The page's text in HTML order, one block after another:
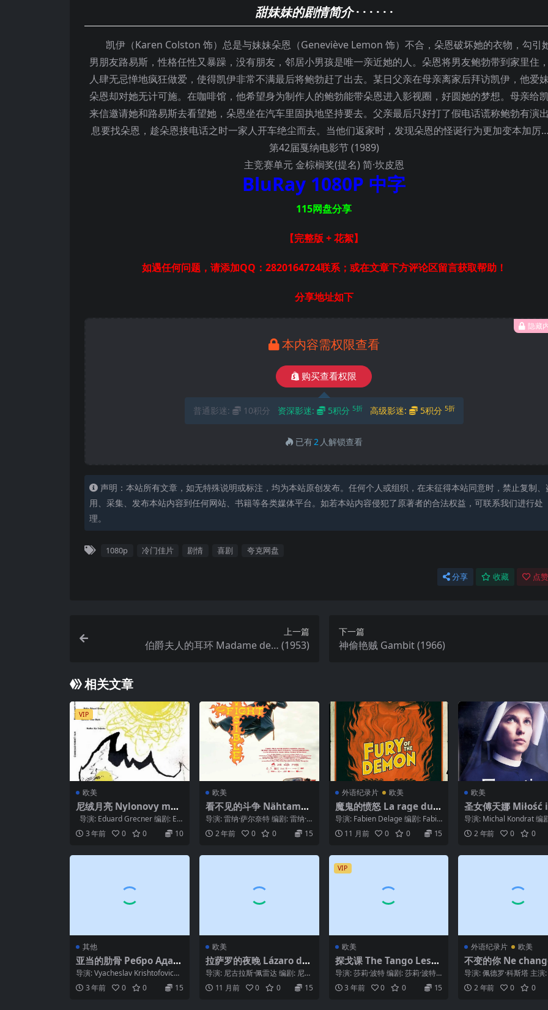
甜妹妹的剧情简介· · · · · ·
凯伊（Karen Colston 饰）总是与妹妹朵恩（Geneviève Lemon 饰）不合，朵恩破坏她的衣物，勾引
男朋友路易斯，性格任性又暴躁，没有朋友，邻居小男孩是唯一亲近她的人。朵恩将男友鲍勃带到家里住
人肆无忌惮地疯狂做爱，使得凯伊非常不满最后将鲍勃赶了出去。某日父亲在母亲离家后拜访凯伊，他爱
朵恩却对她无计可施。在咖啡馆，他希望身为制作人的鲍勃能带朵恩进入影视圈，好圆她的梦想。母亲给
来信邀请她和路易斯去看望她，朵恩坐在汽车里固执地坚持要去。父亲最后只好打了假电话谎称鲍勃有演
息要找朵恩，趁朵恩接电话之时一家人开车绝尘而去。当他们返家时，发现朵恩的怪诞行为更加变本加
第42届戛纳电影节 (1989)
主竞赛单元 金棕榈奖(提名) 简·坎皮恩
BluRay 1080P 中字
115网盘分享
【完整版 + 花絮】
如遇任何问题，请添加QQ：2820164724联系；或在文章下方评论区留言获取帮助！
分享地址如下
隐藏
本内容需权限查看
购买查看权限
普通影迷: 10积分 资深影迷: 5积分 5折 高级影迷: 5积分 5折
已有2 人解锁查看
声明：本站所有文章，如无特殊说明或标注，均为本站原创发布。任何个人或组织，在未征得本站同意时，禁止复制、
用、采集、发布本站内容到任何网站、书籍等各类媒体平台。如若本站内容侵犯了原著者的合法权益，可联系我们进行处
理。
1080p 冷门佳片 剧情 喜剧 夸克网盘
分享 收藏 点
上一篇
伯爵夫人的耳环 Madame de… (1953)
下一篇
神偷艳贼 Gambit (1966)
相关文章
VIP
欧美
尼绒月亮 Nylonovy mes
iac (1966)
导演: Eduard Grecner 编剧: Ed
uard Gre...
3 年前 0 0 10
欧美
看不见的斗争 Nähtamat
u võitlus (2023)
导演: 雷纳·萨尔奈特 编剧: 雷纳·
萨尔奈特 主演: Ursel Tilk /...
2 年前 0 0 15
外语纪录片 欧美
魔鬼的愤怒 La rage du D
émon (2017)
导演: Fabien Delage 编剧: Fabie
n Delage 主演: ...
11 月前 0 0 15
欧美
圣女傅天娜 Miłość
sierdzie (2019)
导演: Michal Kondrat 编
Bahr / Mich...
2 年前 0 0
其他
亚当的肋骨 Ребро Адам
а (1990)
导演: Vyacheslav Krishtofovich
编剧: Vladimi...
3 年前 0 0 15
欧美
拉萨罗的夜晚 Lázaro de
noche (2024)
导演: 尼古拉斯·佩雷达 编剧: 尼古
拉斯·佩雷达 主演: Lázaro G. ...
11 月前 0 0 15
VIP
欧美
探戈课 The Tango Lesso
n (1997)
导演: 莎莉·波特 编剧: 莎莉·波特
主演: 莎莉·波特 / Pablo Ve...
3 年前 0 0 15
外语纪录片 欧美
不变的你 Ne
n (2009)
导演: 佩德罗·科斯塔 主演:
巴利巴尔 / Rodolphe
2 年前 0 0